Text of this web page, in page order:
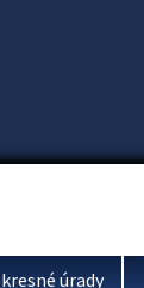
úrady